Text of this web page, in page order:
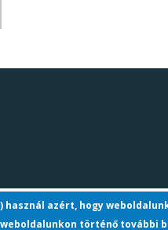
azért, hogy
történő további